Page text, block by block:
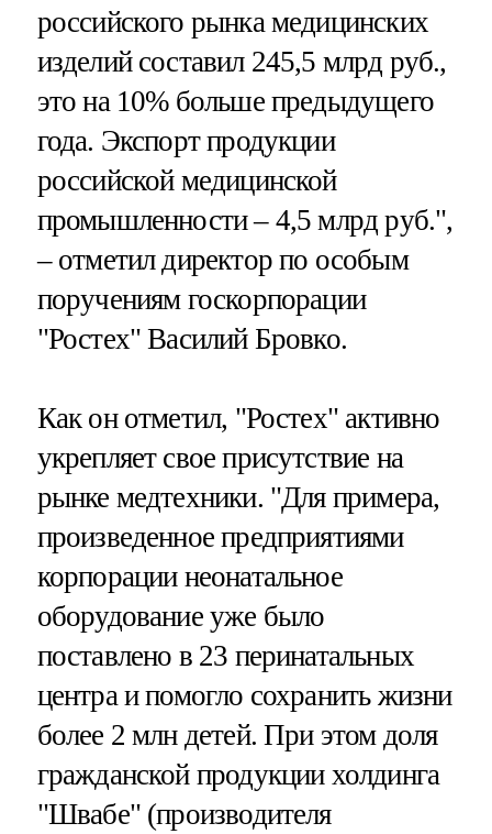
российского рынка медицинских
изделий составил 245,5 млрд руб.,
это на 10% больше предыдущего
года. Экспорт продукции
российской медицинской
промышленности – 4,5 млрд руб.",
– отметил директор по особым
поручениям госкорпорации
"Ростех" Василий Бровко.
Как он отметил, "Ростех" активно
укрепляет свое присутствие на
рынке медтехники. "Для примера,
произведенное предприятиями
корпорации неонатальное
оборудование уже было
поставлено в 23 перинатальных
центра и помогло сохранить жизни
более 2 млн детей. При этом доля
гражданской продукции холдинга
"Швабе" (производителя